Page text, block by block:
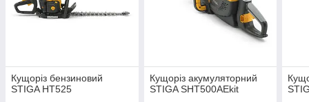
Кущоріз бензиновий
STIGA HT525
Кущоріз акумуляторний
STIGA SHT500AEkit